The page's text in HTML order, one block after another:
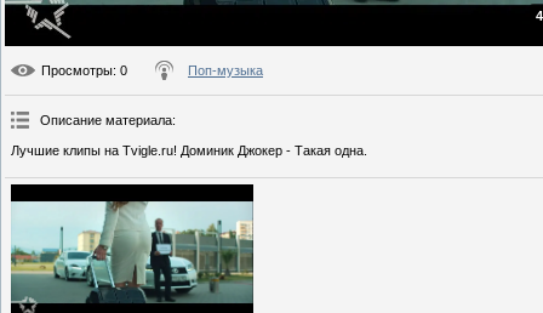
Просмотры: 0 Поп-музыка
Описание материала:
Лучшие клипы на Tvigle.ru! Доминик Джокер - Такая одна.